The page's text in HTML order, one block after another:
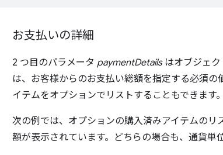
お支払いの詳細
2 つ目のパラメータ paymentDetailsはオブジェク
は、お客様からのお支払い総額を指定する必須の
イテムをオプションでリストすることもできます。
次の例では、オプションの購入済みアイテムのリ
額が表示されています。どちらの場合も、通貨単